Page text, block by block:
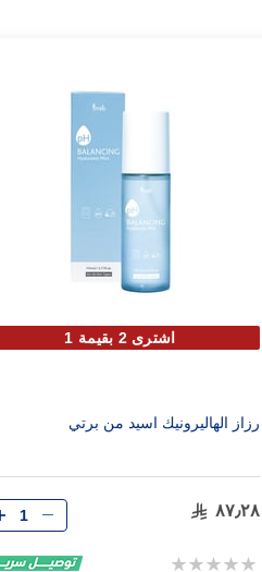
اشترى 2 بقيمة 1
رزاز الهاليرونيك اسيد من برتي
٨٧٫٢٨
Rating:
الكمية